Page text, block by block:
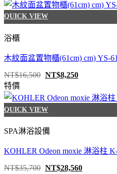
格：
NT$69,090。
格：
QUICK VIEW
浴櫃
木紋面盆置物櫃(61cm) cm) YS-
NT$16,500 原
格：
NT$16,500。
NT$8,250目
格：
特價
QUICK VIEW
SPA淋浴設備
KOHLER Odeon moxie 淋浴柱
NT$35,700 原
NT$28,560目